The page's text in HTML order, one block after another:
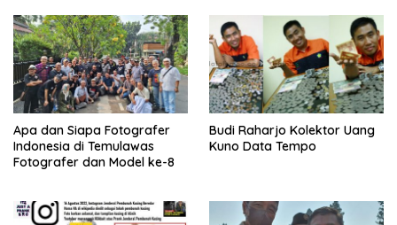
Apa dan Siapa Fotografer
Indonesia di Temulawas
Fotografer dan Model ke-8
Budi Raharjo Kolektor Uang
Kuno Data Tempo